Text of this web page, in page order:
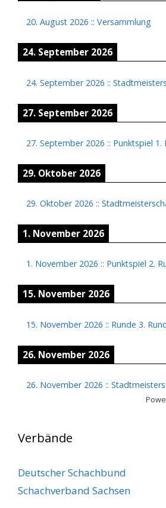
20. August 2026 :: Versammlung
24. September 2026
24. September 2026 ::
27. September 2026
27. September 2026 :: Punktspiel 1.
29. Oktober 2026
29. Oktober 2026 ::
1. November 2026
1. November 2026 :: Punktspiel 2.
15. November 2026
15. November 2026 :: Runde 3.
26. November 2026
26. November 2026 ::
Verbände
Deutscher Schachbund
Schachverband Sachsen